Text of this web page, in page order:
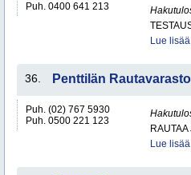
Puh. 0400 641 213
Lue
36. Penttilän
Puh. (02) 767 5930
Puh. 0500 221 123
Lue